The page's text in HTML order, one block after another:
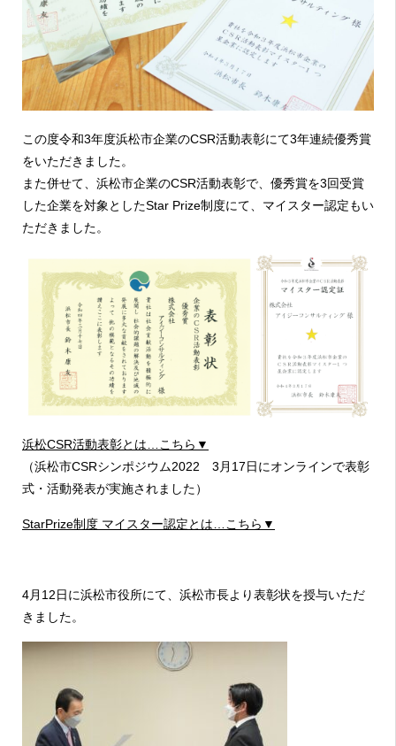
この度令和3年度浜松市企業のCSR活動表彰にて3年連続優秀賞
をいただきました。
また併せて、浜松市企業のCSR活動表彰で、優秀賞を3回受賞
した企業を対象としたStar Prize制度にて、マイスター認定もい
ただきました。
浜松CSR活動表彰とは…こちら▼
（浜松市CSRシンポジウム2022 3月17日にオンラインで表彰
式・活動発表が実施されました）
StarPrize制度 マイスター認定とは…こちら▼
4月12日に浜松市役所にて、浜松市長より表彰状を授与いただ
きました。